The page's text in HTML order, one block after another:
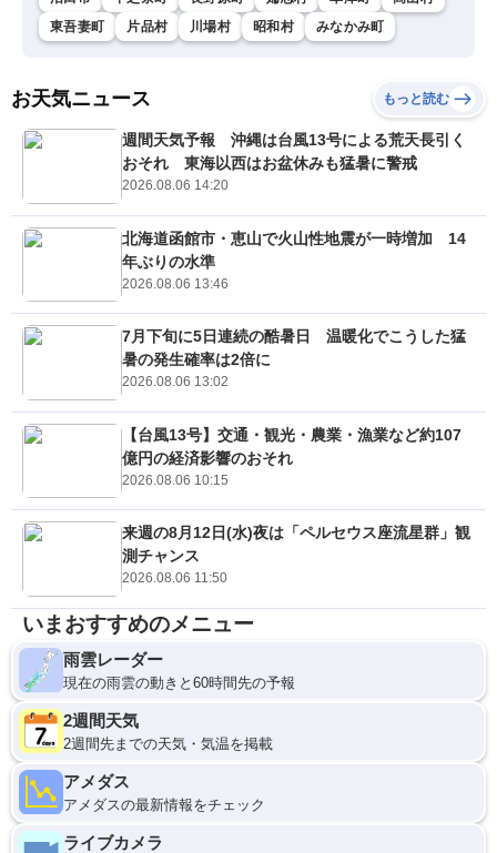
東吾妻町
片品村 川場村 昭和村 みなかみ町
お天気ニュース もっと読む
週間天気予報 沖縄は台風13号による荒天長引く
おそれ 東海以西はお盆休みも猛暑に警戒
2026.08.06 14:20
北海道函館市・恵山で火山性地震が一時増加 14
年ぶりの水準
2026.08.06 13:46
7月下旬に5日連続の酷暑日 温暖化でこうした猛
暑の発生確率は2倍に
2026.08.06 13:02
【台風13号】交通・観光・農業・漁業など約107
億円の経済影響のおそれ
2026.08.06 10:15
来週の8月12日(水)夜は「ペルセウス座流星群」観
測チャンス
2026.08.06 11:50
いまおすすめのメニュー
雨雲レーダー
現在の雨雲の動きと60時間先の予報
2週間天気
2週間先までの天気・気温を掲載
アメダス
アメダスの最新情報をチェック
ライブカメラ